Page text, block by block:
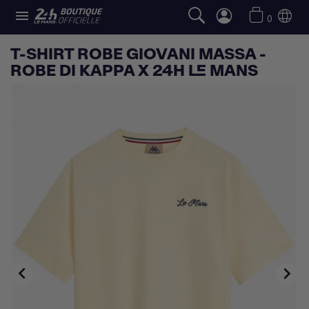
 0
T-SHIRT ROBE GIOVANI MASSA -
ROBE DI KAPPA X 24H LE MANS
 